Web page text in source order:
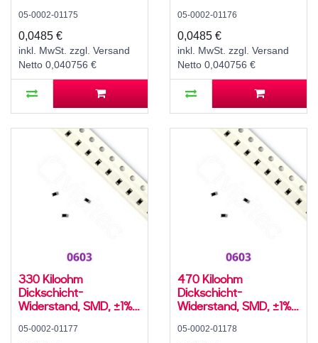
°C, 0603
05-0002-01175
0,0485 €
inkl. MwSt. zzgl. Versand
Netto 0,040756 €
°C, 0603
05-0002-01176
0,0485 €
inkl. MwSt. zzgl. Versand
Netto 0,040756 €
330 Kiloohm
Dickschicht-
Widerstand, SMD, ±1%,
°C, 0603
05-0002-01177
470 Kiloohm
Dickschicht-
Widerstand, SMD, ±1%,
°C, 0603
05-0002-01178